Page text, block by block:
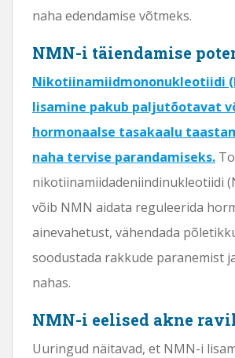
naha edendamise võtmeks.
NMN-i täiendamise
Nikotiinamiidmononukleotiidi
lisamine pakub paljutõotavat
hormonaalse tasakaalu
naha tervise parandamiseks.
nikotiinamiidadeniindinukleotiidi
võib NMN aidata reguleerida
ainevahetust, vähendada
soodustada rakkude paranemist
nahas.
NMN-i eelised akne
Uuringud näitavad, et NMN-i